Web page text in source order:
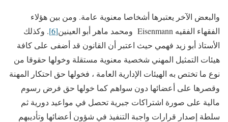
والبعض الآخر يعتبرها أشخاصا معنوية عامة. ومن بين هؤلاء
الفقهاء الفقيه Eisenmann ومحمد ماهر أبو العينين
[6]
. وكذلك
الأستاذ أبو زيد فهمي حيث اعتبر أن القانون قد أضفى على كافة
هيئات التمثيل المهني شخصية معنوية مستقلة وخولها حقوقا من
نوع ما تختص به الهيئات الإدارية العامة ، فخولها حق احتكار المهنة
وقصرها على أعضائها دون سواهم كما خولها حق فرض رسوم
مالية على صورة اشتراكات جبرية تحصل في مواعيد دورية ثم
سلطة إصدار قرارات واجبة التنفيذ في شؤون أعضائها وتأديبهم